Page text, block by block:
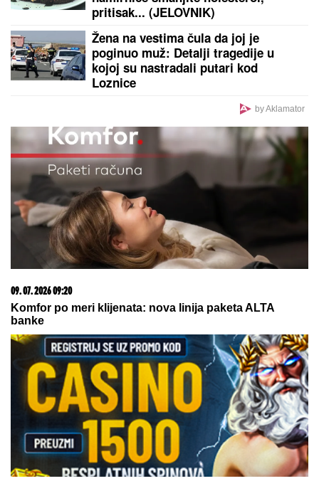
Pevačica sinu ostavlja stan od 150 kvadrata, a
skuplja stvari pored kontejnera: "Nije me sramota"
by Aklamator
PREPORUKA ZA VAS
PRVI SNIMAK TEE TAIROVIĆ I MUŽA NAKON
SAOBRAĆAJKE!Uhvaćeni zajedno u Budvi: Ivan sa
izgleda nakon udesa u Crnoj Gori
DALILA DRAGOJEVIĆ ŽELI U ELITU
10Otkrila pod kojim uslovima bi
ušla, cifra je ogromna: Spomenula i
skandal sa Dragojevićem
"Ocu ne mogu da oprostim, i danas